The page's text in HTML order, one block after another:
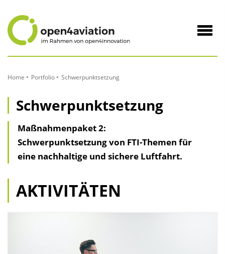
Inhalt
Home Portfolio Schwerpunktsetzung
Schwerpunktsetzung
Maßnahmenpaket 2:
Schwerpunktsetzung von FTI-Themen für
eine nachhaltige und sichere Luftfahrt.
AKTIVITÄTEN